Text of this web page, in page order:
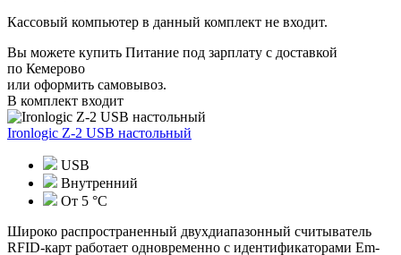
Кассовый компьютер в данный комплект не входит.
Вы можете купить Питание под зарплату с доставкой
по Кемерово
или оформить самовывоз.
В комплект входит
Ironlogic Z-2 USB настольный
USB
Внутренний
От 5 °С
Широко распространенный двухдиапазонный считыватель
RFID-карт работает одновременно с идентификаторами Em-